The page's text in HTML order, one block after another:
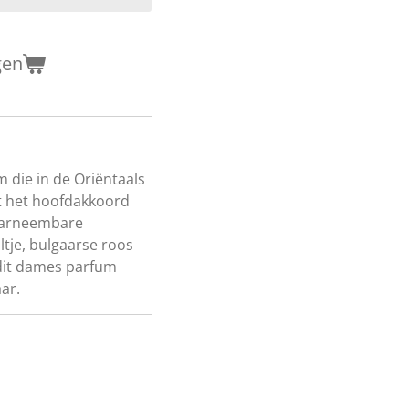
die in de Oriëntaals
het hoofdakkoord
bulgaarse roos
dames parfum